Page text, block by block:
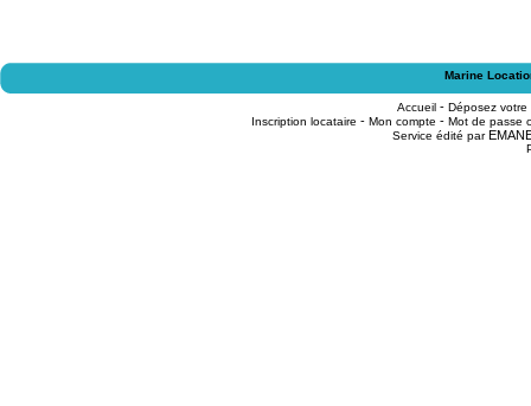
Marine
Accueil - Déposez
Inscription locataire - Mon compte - Mot de passe
Service édité par